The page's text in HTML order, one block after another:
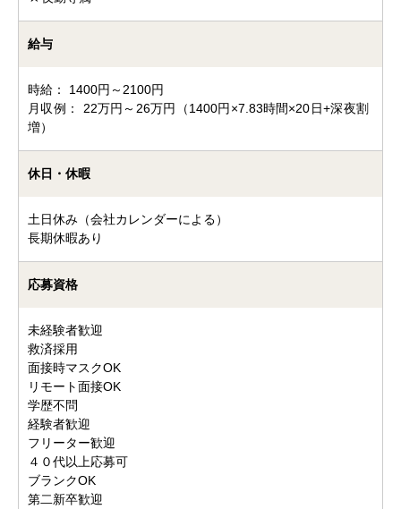
給与
時給： 1400円～2100円
月収例： 22万円～26万円（1400円×7.83時間×20日+深夜割
増）
休日・休暇
土日休み（会社カレンダーによる）
長期休暇あり
応募資格
未経験者歓迎
救済採用
面接時マスクOK
リモート面接OK
学歴不問
経験者歓迎
フリーター歓迎
４０代以上応募可
ブランクOK
第二新卒歓迎